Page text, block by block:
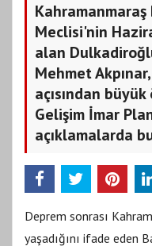
Meclisi'nin
alan
Mehmet
açısından
Gelişim İmar
açıklamalarda
Deprem sonrası
yaşadığını ifade eden